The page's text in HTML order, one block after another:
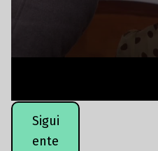
Sigui
ente